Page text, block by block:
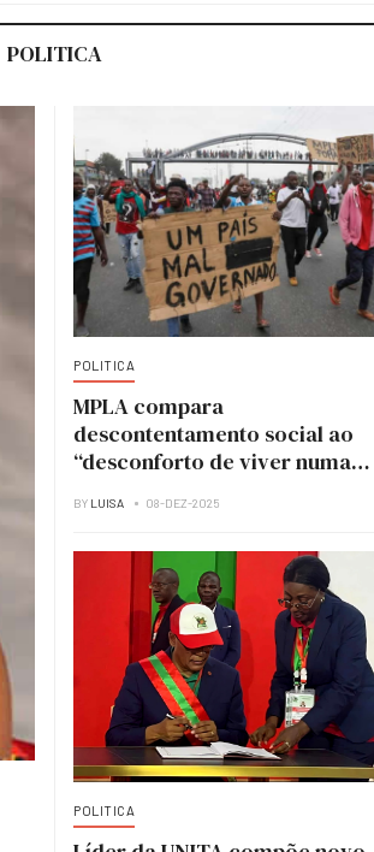
POLITICA
POLITICA
MPLA compara
descontentamento social ao
“desconforto de viver numa
BY LUISA 08-DEZ-2025
POLITICA